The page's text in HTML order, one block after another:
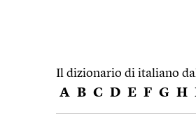
Il dizionario di italiano
A B C D E F G H